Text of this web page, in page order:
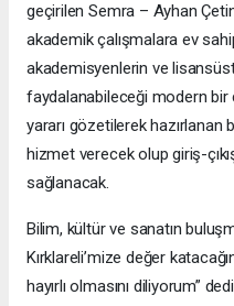
geçirilen Semra – Ayhan
akademik çalışmalara ev
akademisyenlerin ve
faydalanabileceği modern bir
yararı gözetilerek hazırlanan
hizmet verecek olup giriş-
sağlanacak.
Bilim, kültür ve sanatın
Kırklareli’mize değer
hayırlı olmasını diliyorum”